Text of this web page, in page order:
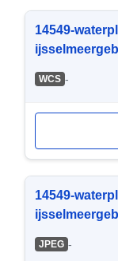
14549-
WCS -
14549-
JPEG -